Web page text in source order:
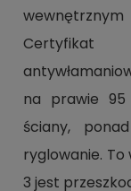
na prawie
ściany,
ryglowanie. To
3 jest